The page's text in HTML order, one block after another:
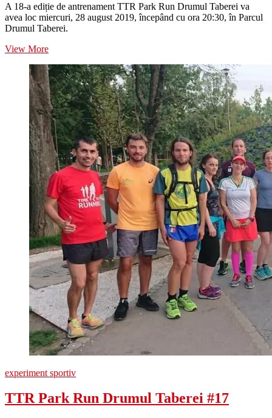
A 18-a ediție de antrenament TTR Park Run Drumul Taberei va
avea loc miercuri, 28 august 2019, începând cu ora 20:30, în Parcul
Drumul Taberei.
View MoreTTR
Run
Drumul
Taberei
#18
experiment sportiv
TTR Park Run Drumul Taberei #17